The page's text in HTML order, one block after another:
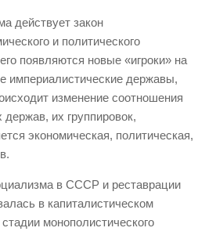
действует закон
и политического
появляются новые «игроки» на
империалистические державы,
изменение соотношения
их группировок,
экономическая, политическая,
в СССР и реставрации
в капиталистическом
монополистического